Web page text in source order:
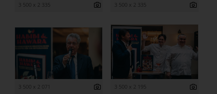
3 500 x 2 335 3 500 x 2 335
3 500 x 2 071 3 500 x 2 195